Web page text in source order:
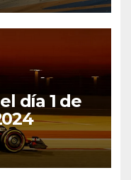
día 1 de